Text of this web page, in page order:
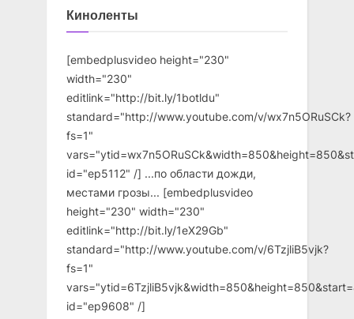
Киноленты
[embedplusvideo height="230"
width="230"
editlink="http://bit.ly/1botldu"
standard="http://www.youtube.com/v/wx7n5ORuSCk?
fs=1"
id="ep5112" /] ...по области дожди,
местами грозы... [embedplusvideo
height="230" width="230"
editlink="http://bit.ly/1eX29Gb"
standard="http://www.youtube.com/v/6TzjliB5vjk?
fs=1"
id="ep9608" /]